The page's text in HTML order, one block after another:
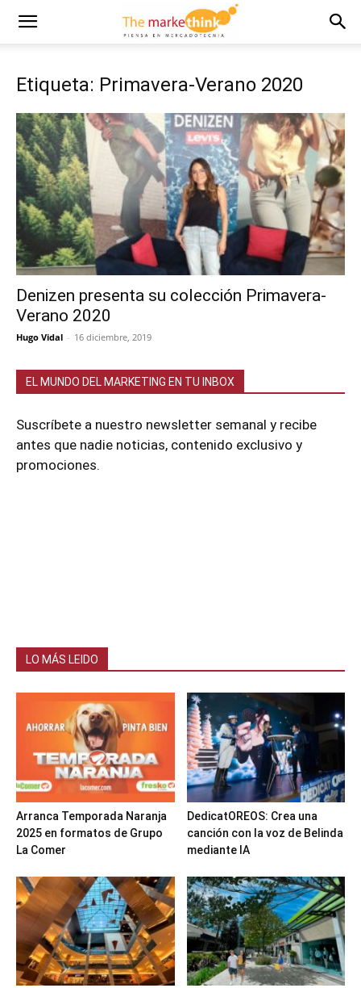
Etiqueta: Primavera-Verano 2020
Denizen presenta su colección Primavera-
Verano 2020
Hugo Vidal - 16 diciembre, 2019
EL MUNDO DEL MARKETING EN TU INBOX
Suscríbete a nuestro newsletter semanal y recibe
antes que nadie noticias, contenido exclusivo y
promociones.
LO MÁS LEIDO
Arranca Temporada Naranja
2025 en formatos de Grupo
La Comer
DedicatOREOS: Crea una
canción con la voz de Belinda
mediante IA